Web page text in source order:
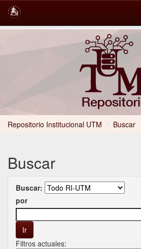
Repositorio Institucional UTM / Buscar
Buscar
Buscar:
por
Filtros actuales: